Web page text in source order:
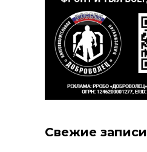
Свежие записи